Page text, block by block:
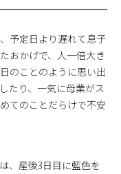
予定日より遅れて息子
おかげで、人一倍大き
のことのように思い出
たり、一気に母業がス
てのことだらけで不安
、産後3日目に藍色を